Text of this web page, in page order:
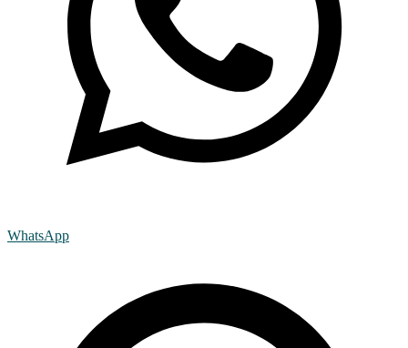
WhatsApp